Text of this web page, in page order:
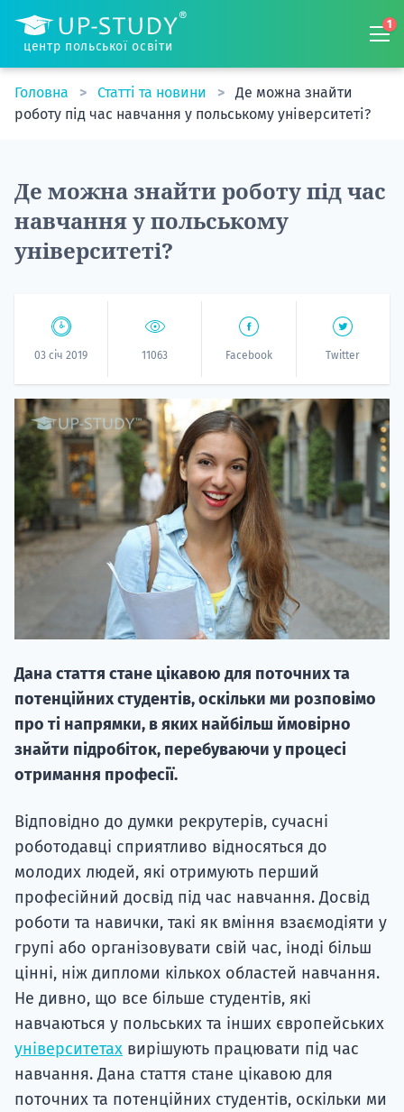
центр польської освіти
1
Головна Статті та новини
Де можна знайти
роботу під час навчання у польському університеті?
Де можна знайти роботу під час
навчання у польському
університеті?
03 січ 2019 11063 Facebook Twitter
Дана стаття стане цікавою для поточних та
потенційних студентів, оскільки ми розповімо
про ті напрямки, в яких найбільш ймовірно
знайти підробіток, перебуваючи у процесі
отримання професії.
Відповідно до думки рекрутерів, сучасні
роботодавці сприятливо відносяться до
молодих людей, які отримують перший
професійний досвід під час навчання. Досвід
роботи та навички, такі як вміння взаємодіяти у
групі або організовувати свій час, іноді більш
цінні, ніж дипломи кількох областей навчання.
Не дивно, що все більше студентів, які
навчаються у польських та інших європейських
університетах вирішують працювати під час
навчання. Дана стаття стане цікавою для
поточних та потенційних студентів, оскільки ми
НАБІР